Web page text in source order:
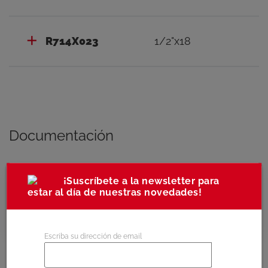
R714X023 1/2"x18
Documentación
¡Suscríbete a la newsletter para
estar al día de nuestras novedades!
Escriba su dirección de email